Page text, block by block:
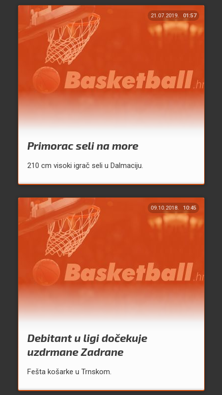
21.07.2019. 01:57
Primorac seli na more
210 cm visoki igrač seli u Dalmaciju.
09.10.2018. 10:45
Debitant u ligi dočekuje
uzdrmane Zadrane
Fešta košarke u Trnskom.